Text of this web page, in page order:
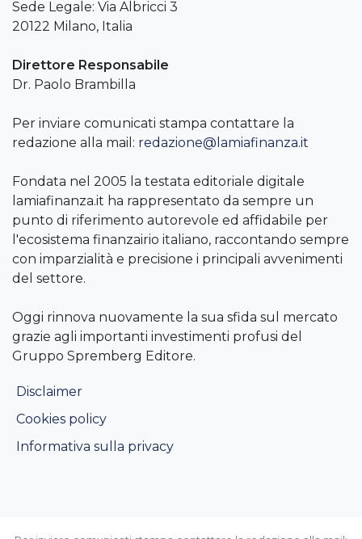
Sede Legale: Via Albricci 3
20122 Milano, Italia
Direttore Responsabile
Dr. Paolo Brambilla
Per inviare comunicati stampa contattare la
redazione alla mail: redazione@lamiafinanza.it
Fondata nel 2005 la testata editoriale digitale
lamiafinanza.it ha rappresentato da sempre un
punto di riferimento autorevole ed affidabile per
l'ecosistema finanzairio italiano, raccontando sempre
con imparzialità e precisione i principali avvenimenti
del settore.
Oggi rinnova nuovamente la sua sfida sul mercato
grazie agli importanti investimenti profusi del
Gruppo Spremberg Editore.
Disclaimer
Cookies policy
Informativa sulla privacy